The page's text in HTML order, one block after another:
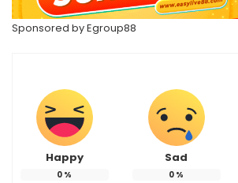
Sponsored byEgroup88
Happy
0 %
Sad
0 %